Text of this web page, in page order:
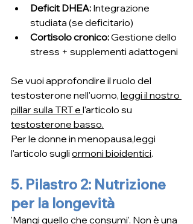
Deficit DHEA: Integrazione
studiata (se deficitario)
Cortisolo cronico: Gestione dello
stress + supplementi adattogeni
Se vuoi approfondire il ruolo del
testosterone nell'uomo, leggi il nostro
pillar sulla TRT e l'articolo su
testosterone basso.
Per le donne in menopausa,leggi
l'articolo sugli ormoni bioidentici.
5. Pilastro 2: Nutrizione
per la longevità
'Mangi quello che consumi'. Non è una